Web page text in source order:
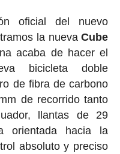
oficial del nuevo
la nuevaCube
acaba de hacer el
bicicleta doble
de fibra de carbono
de recorrido tanto
llantas de 29
orientada hacia la
absoluto y preciso